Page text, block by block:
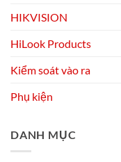
HIKVISION
HiLook Products
Kiểm soát vào ra
Phụ kiện
DANH MỤC